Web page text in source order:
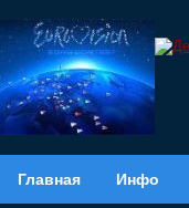
Главная Инфо